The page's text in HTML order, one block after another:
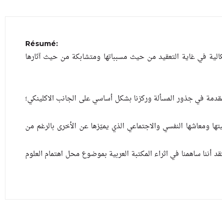
Résumé:
في غاية التعقيد من حيث مسبباتها ومتشابكة من حيث آثارها
في جذور المسألة وركزنا بشكل أساسي على الجانب الاكلينكي؛
ومعاشها النفسي والاجتماعي الذي يميّزها عن الأخرى بالرغم من
أننا ساهمنا في اثراء المكتبة العربية بموضوع محل اهتمام العلوم